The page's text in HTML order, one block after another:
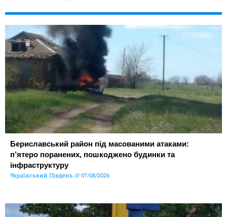
Бериславський район під масованими атаками:
п’ятеро поранених, пошкоджено будинки та
інфраструктуру
Український Південь 07/08/2026